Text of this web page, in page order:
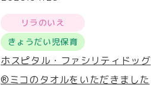
リラのいえ
きょうだい児保育
ホスピタル・ファシリティドッグ
®ミコのタオルをいただきました